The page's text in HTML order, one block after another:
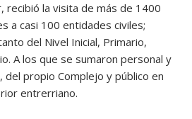
recibió la visita de más de 1400
a casi 100 entidades civiles;
del Nivel Inicial, Primario,
A los que se sumaron personal y
del propio Complejo y público en
entrerriano.